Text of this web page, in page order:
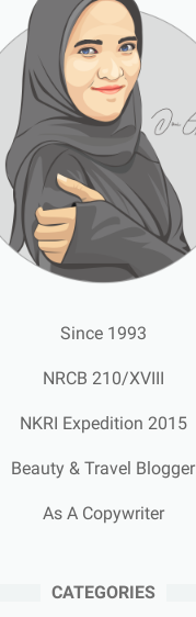
Since 1993
NRCB 210/XVIII
NKRI Expedition 2015
Beauty & Travel Blogger
As A Copywriter
CATEGORIES